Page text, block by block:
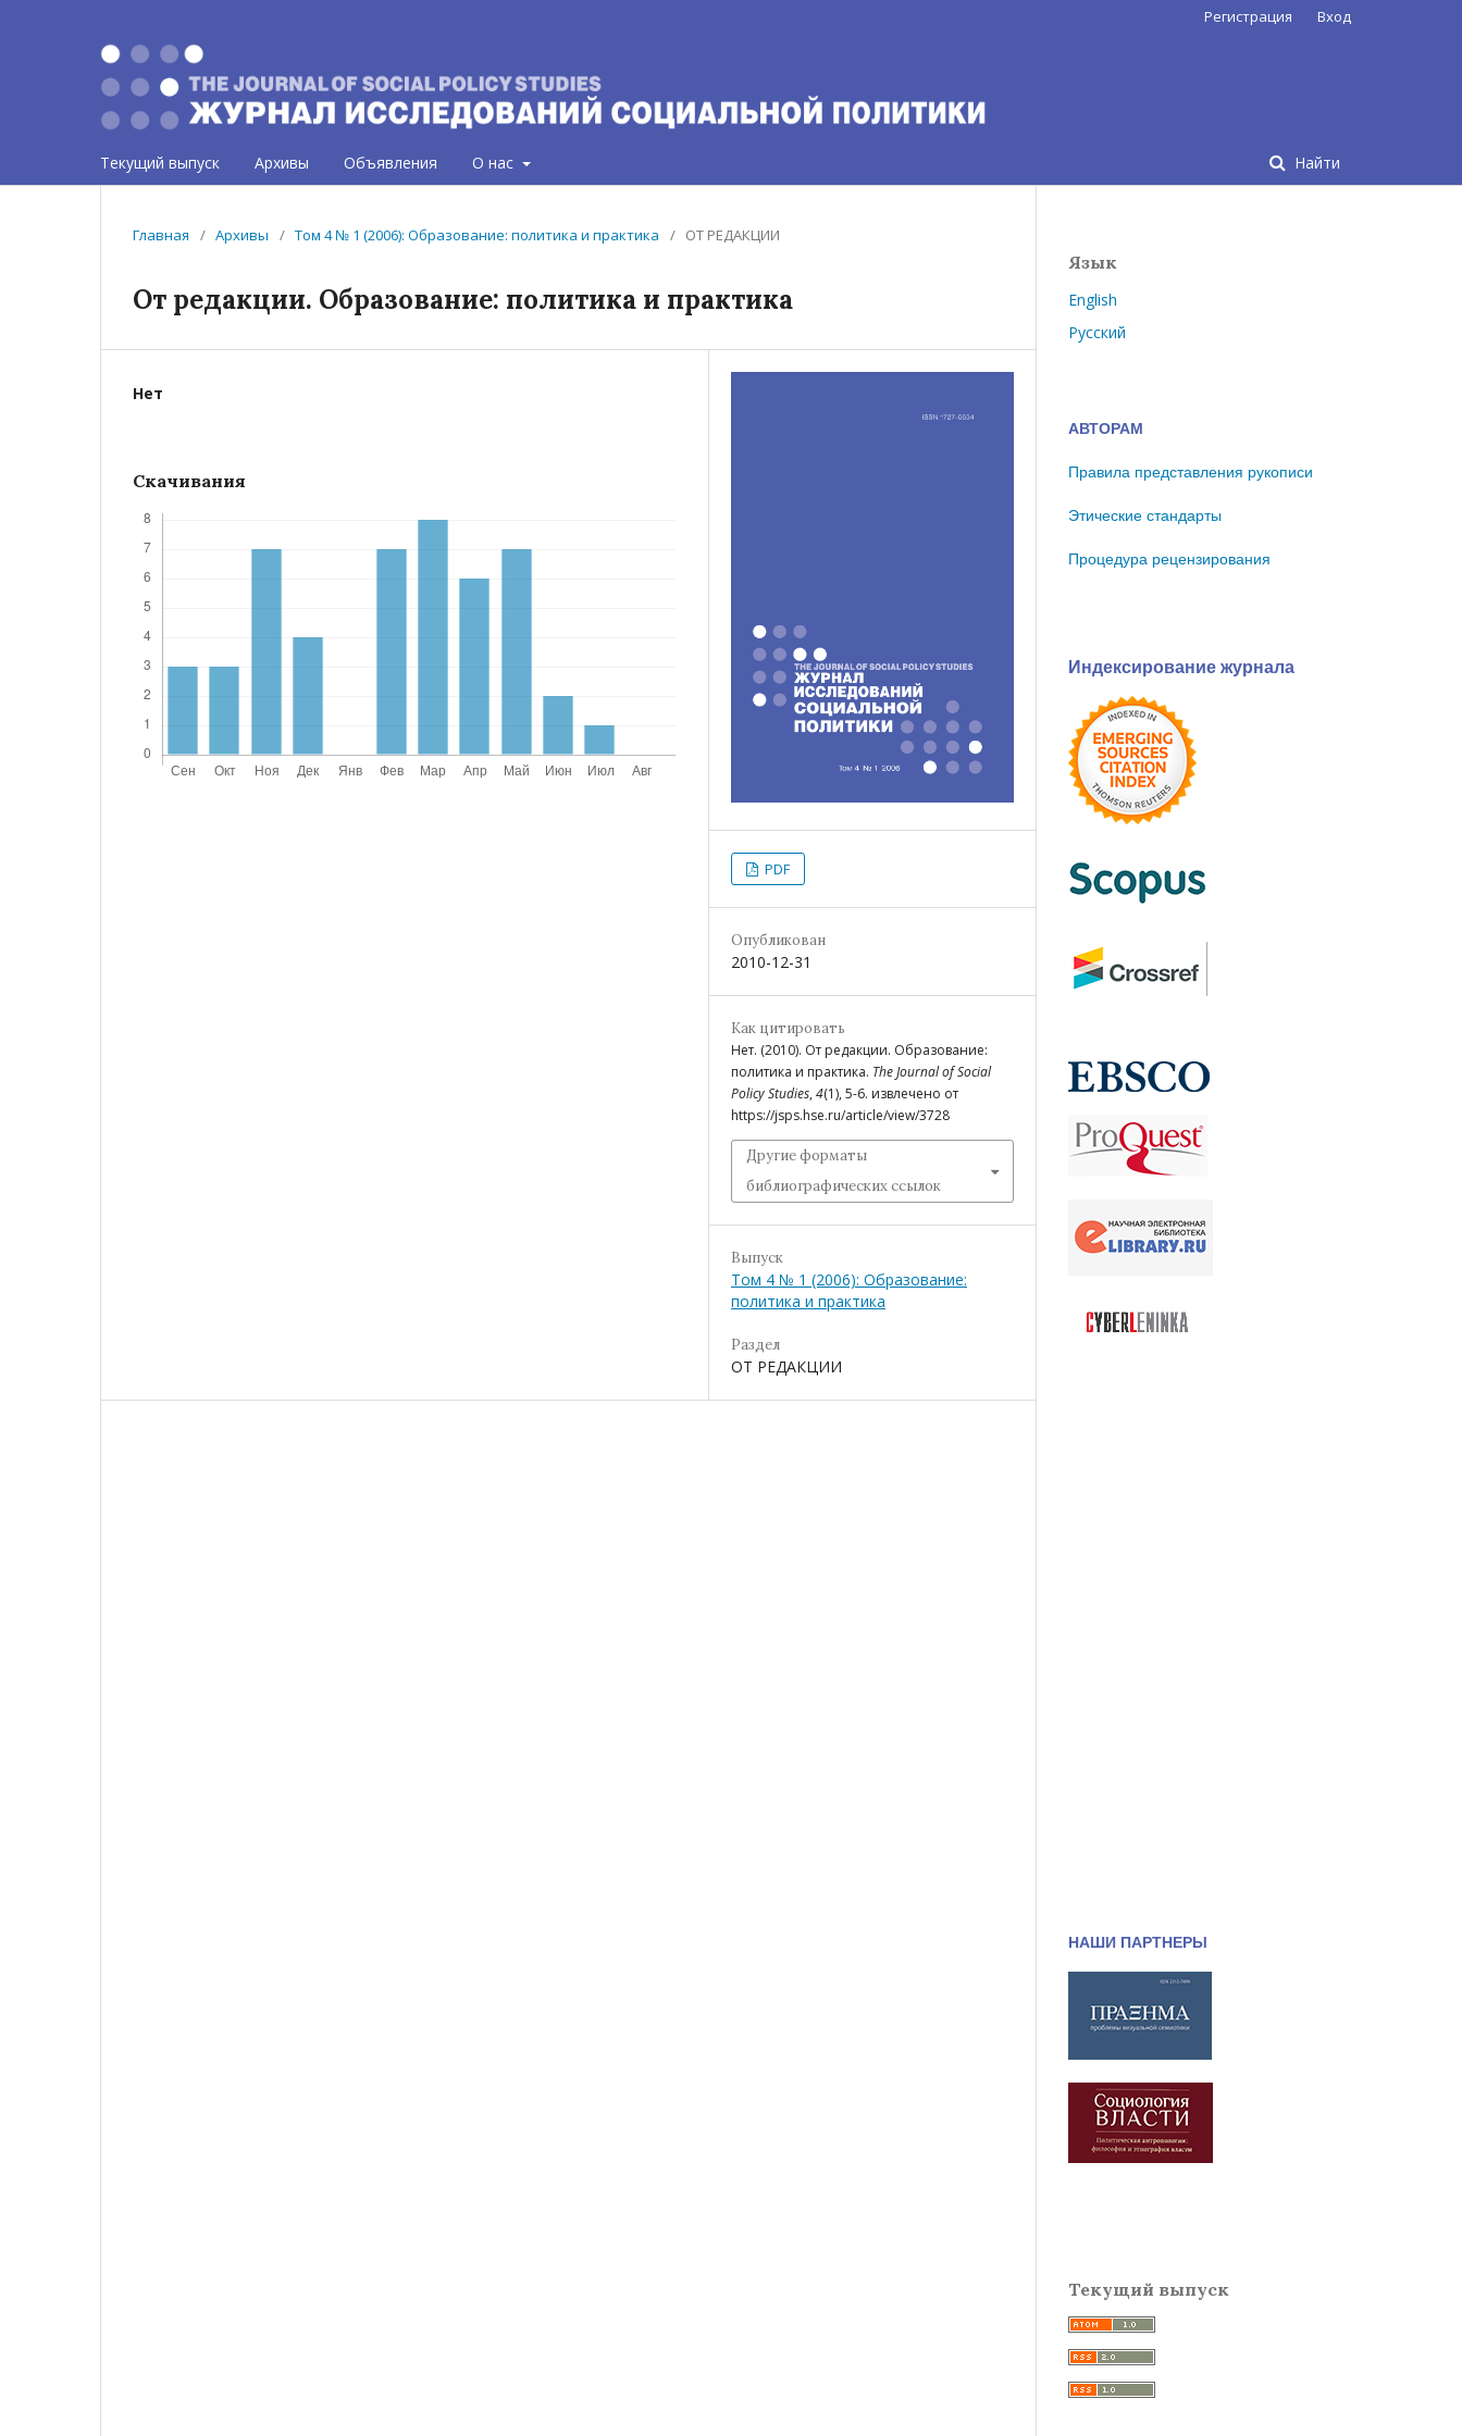
Текущий выпуск Архивы Объявления О нас Найти
Регистрация Вход
Главная / Архивы / Том 4 № 1 (2006): Образование: политика и практика / ОТ РЕДАКЦИИ
От редакции. Образование: политика и практика
Нет
Скачивания
PDF
Опубликован
2010-12-31
Как цитировать
Нет. (2010). От редакции. Образование:
политика и практика. The Journal of Social
Policy Studies, 4(1), 5-6. извлечено от
https://jsps.hse.ru/article/view/3728
Другие форматы
библиографических ссылок
Выпуск
Том 4 № 1 (2006): Образование:
политика и практика
Раздел
ОТ РЕДАКЦИИ
Язык
English
Русский
АВТОРАМ
Правила представления рукописи
Этические стандарты
Процедура рецензирования
Индексирование журнала
НАШИ ПАРТНЕРЫ
Текущий выпуск